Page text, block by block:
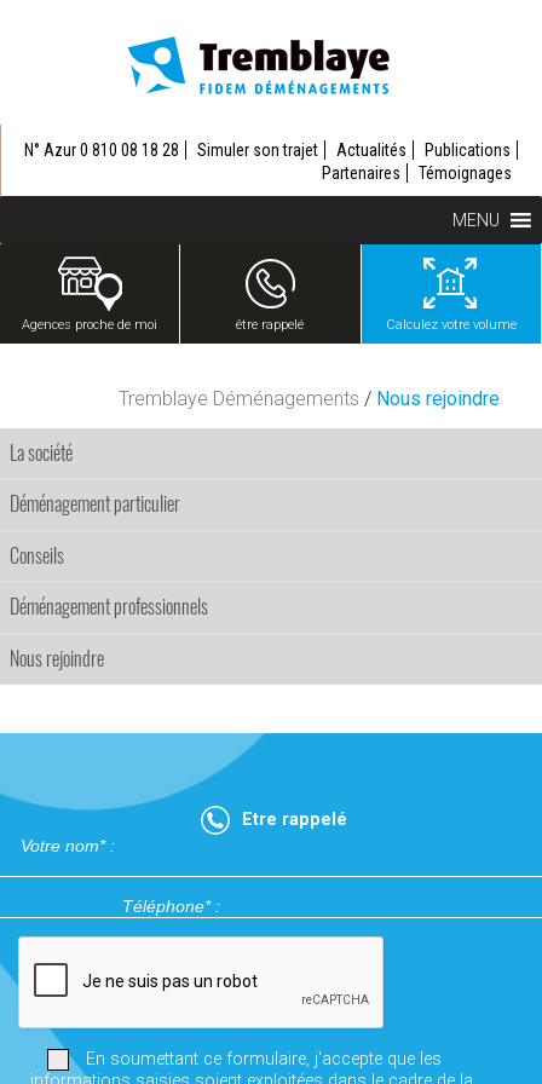
N° Azur 0 810 08 18 28 Simuler son trajet Actualités
Publications
Partenaires
Témoignages
MENU
Agences proche de moi être rappelé Calculez votre volume
Tremblaye Déménagements / Nous rejoindre
La société
Déménagement particulier
Conseils
Déménagement professionnels
Nous rejoindre
Etre rappelé
En soumettant ce formulaire, j'accepte que les